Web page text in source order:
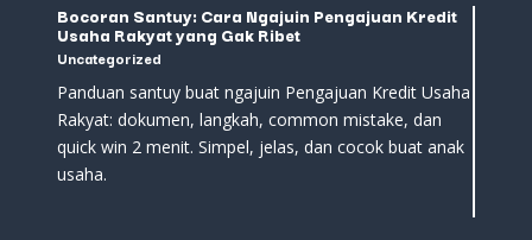
Bocoran Santuy: Cara Ngajuin Pengajuan Kredit
Usaha Rakyat yang Gak Ribet
Uncategorized
Panduan santuy buat ngajuin Pengajuan Kredit Usaha
Rakyat: dokumen, langkah, common mistake, dan
quick win 2 menit. Simpel, jelas, dan cocok buat anak
usaha.